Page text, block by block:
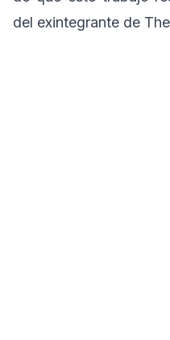
del exintegrante de